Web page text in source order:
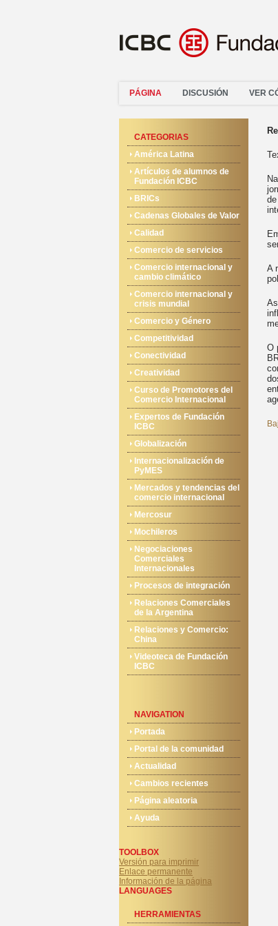
PÁGINA DISCUSIÓN VER
CATEGORIAS
América Latina
Artículos de alumnos de
Fundación ICBC
BRICs
Cadenas Globales de Valor
Calidad
Comercio de servicios
Comercio internacional y
cambio climático
Comercio internacional y
crisis mundial
Comercio y Género
Competitividad
Conectividad
Creatividad
Curso de Promotores del
Comercio Internacional
Expertos de Fundación
ICBC
Globalización
Internacionalización de
PyMES
Mercados y tendencias del
comercio internacional
Mercosur
Mochileros
Negociaciones
Comerciales
Internacionales
Procesos de integración
Relaciones Comerciales
de la Argentina
Relaciones y Comercio:
China
Videoteca de Fundación
ICBC
NAVIGATION
Portada
Portal de la comunidad
Actualidad
Cambios recientes
Página aleatoria
Ayuda
TOOLBOX
Versión para imprimir
Enlace permanente
Información de la página
LANGUAGES
HERRAMIENTAS
A
O